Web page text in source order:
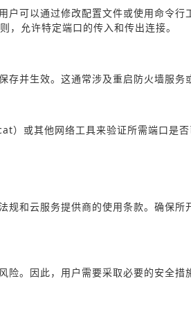
户可以通过修改配置文件或使用命令
允许特定端口的传入和传出连接。
存并生效。这通常涉及重启防火墙服务
或其他网络工具来验证所需端口是
规和云服务提供商的使用条款。确保
险。因此，用户需要采取必要的安全